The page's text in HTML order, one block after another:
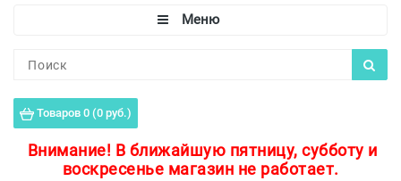
Товаров 0 (0 руб.)
Внимание! В ближайшую пятницу, субботу и
воскресенье магазин не работает.
Пороги для пола
Защитные уголки